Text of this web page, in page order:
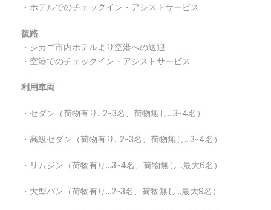
・ホテルでのチェックイン・アシストサービス
復路
・シカゴ市内ホテルより空港への送迎
・空港でのチェックイン・アシストサービス
利用車両
・セダン（荷物有り…2~3名、荷物無し…3~4名）
・高級セダン（荷物有り…2~3名、荷物無し…3~4名）
・リムジン（荷物有り…3~4名、荷物無し…最大6名）
・大型バン（荷物有り…2~3名、荷物無し…最大9名）